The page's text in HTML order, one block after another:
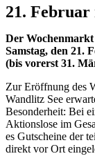
21.
Der
Samstag, den 21.
(bis vorerst 31.
Zur Eröffnung des
Wandlitz See
Besonderheit: Bei
Aktionslose im
es Gutscheine der
direkt vor Ort